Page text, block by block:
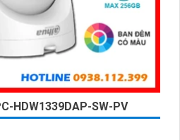
HDW1339DAP-SW-PV